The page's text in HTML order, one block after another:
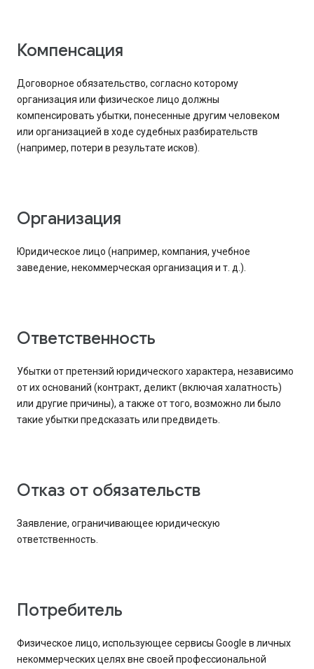
Компенсация
Договорное обязательство, согласно которому
организация или физическое лицо должны
компенсировать убытки, понесенные другим человеком
или организацией в ходе судебных разбирательств
(например, потери в результате исков).
Организация
Юридическое лицо (например, компания, учебное
заведение, некоммерческая организация и т. д.).
Ответственность
Убытки от претензий юридического характера, независимо
от их оснований (контракт, деликт (включая халатность)
или другие причины), а также от того, возможно ли было
такие убытки предсказать или предвидеть.
Отказ от обязательств
Заявление, ограничивающее юридическую
ответственность.
Потребитель
Физическое лицо, использующее сервисы Google в личных
некоммерческих целях вне своей профессиональной